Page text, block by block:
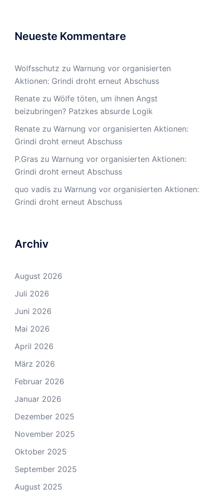
Neueste Kommentare
Wolfsschutz zu Warnung vor organisierten
Aktionen: Grindi droht erneut Abschuss
Renate zu Wölfe töten, um ihnen Angst
beizubringen? Patzkes absurde Logik
Renate zu Warnung vor organisierten Aktionen:
Grindi droht erneut Abschuss
P.Gras zu Warnung vor organisierten Aktionen:
Grindi droht erneut Abschuss
quo vadis zu Warnung vor organisierten Aktionen:
Grindi droht erneut Abschuss
Archiv
August 2026
Juli 2026
Juni 2026
Mai 2026
April 2026
März 2026
Februar 2026
Januar 2026
Dezember 2025
November 2025
Oktober 2025
September 2025
August 2025